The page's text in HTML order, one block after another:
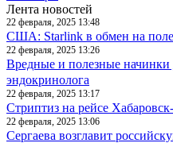
Лента новостей
22 февраля, 2025 13:48
США: Starlink в обмен на
22 февраля, 2025 13:26
Вредные и полезные начинки
эндокринолога
22 февраля, 2025 13:17
Стриптиз на рейсе
22 февраля, 2025 13:06
Сергаева возглавит